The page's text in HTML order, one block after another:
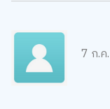
7 ก.